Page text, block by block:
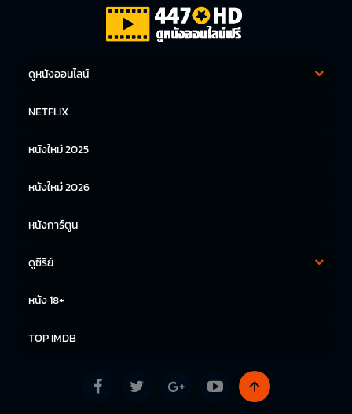
ดูหนังออนไลน์
หนังญี่ปุ่น
NETFLIX
หนังใหม่ 2025
หนังใหม่ 2026
หนังการ์ตูน
ดูซีรีย์
หนัง 18+
TOP IMDB